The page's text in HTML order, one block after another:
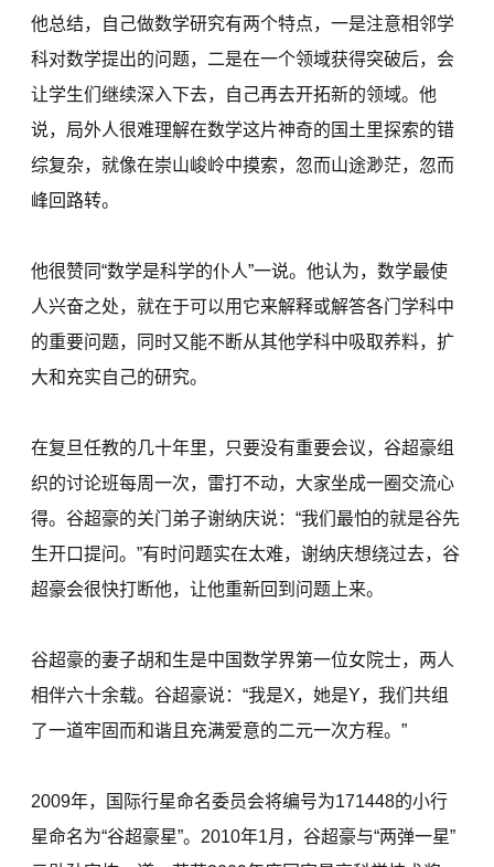
他总结，自己做数学研究有两个特点，一是注意相邻学
科对数学提出的问题，二是在一个领域获得突破后，会
让学生们继续深入下去，自己再去开拓新的领域。他
说，局外人很难理解在数学这片神奇的国土里探索的错
综复杂，就像在崇山峻岭中摸索，忽而山途渺茫，忽而
峰回路转。
他很赞同“数学是科学的仆人”一说。他认为，数学最使
人兴奋之处，就在于可以用它来解释或解答各门学科中
的重要问题，同时又能不断从其他学科中吸取养料，扩
大和充实自己的研究。
在复旦任教的几十年里，只要没有重要会议，谷超豪组
织的讨论班每周一次，雷打不动，大家坐成一圈交流心
得。谷超豪的关门弟子谢纳庆说：“我们最怕的就是谷先
生开口提问。”有时问题实在太难，谢纳庆想绕过去，谷
超豪会很快打断他，让他重新回到问题上来。
谷超豪的妻子胡和生是中国数学界第一位女院士，两人
相伴六十余载。谷超豪说：“我是X，她是Y，我们共组
了一道牢固而和谐且充满爱意的二元一次方程。”
2009年，国际行星命名委员会将编号为171448的小行
星命名为“谷超豪星”。2010年1月，谷超豪与“两弹一星”